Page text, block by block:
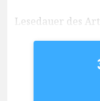
Lesedauer des